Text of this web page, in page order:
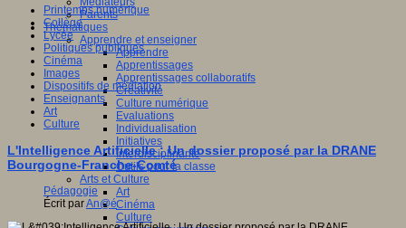
Parents
Thématiques
Apprendre et enseigner
Apprendre
Apprentissages
Apprentissages collaboratifs
Créativité
Culture numérique
Evaluations
Individualisation
Initiatives
Interdisciplinarité
Outils pour la classe
Arts et Culture
Art
Cinéma
Culture
Printemps numérique
Collège
Lycée
Politiques publiques
Cinéma
Images
Dispositifs de médiation
Enseignants
Art
Culture
L'Intelligence Artificielle : Un dossier proposé par la DRANE
Bourgogne-Franche-Comté
Pédagogie
Écrit parAn@é